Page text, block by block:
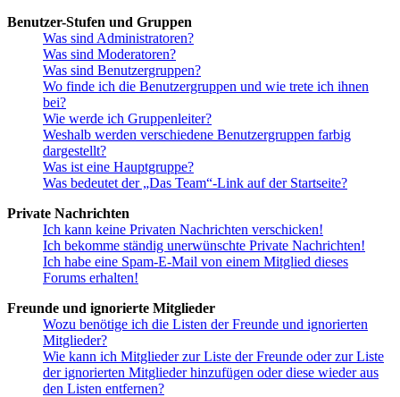
Benutzer-Stufen und Gruppen
Was sind Administratoren?
Was sind Moderatoren?
Was sind Benutzergruppen?
Wo finde ich die Benutzergruppen und wie trete ich ihnen
bei?
Wie werde ich Gruppenleiter?
Weshalb werden verschiedene Benutzergruppen farbig
dargestellt?
Was ist eine Hauptgruppe?
Was bedeutet der „Das Team“-Link auf der Startseite?
Private Nachrichten
Ich kann keine Privaten Nachrichten verschicken!
Ich bekomme ständig unerwünschte Private Nachrichten!
Ich habe eine Spam-E-Mail von einem Mitglied dieses
Forums erhalten!
Freunde und ignorierte Mitglieder
Wozu benötige ich die Listen der Freunde und ignorierten
Mitglieder?
Wie kann ich Mitglieder zur Liste der Freunde oder zur Liste
der ignorierten Mitglieder hinzufügen oder diese wieder aus
den Listen entfernen?